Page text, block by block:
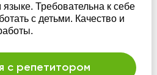
Требовательна к себе
с детьми. Качество и
с репетитором